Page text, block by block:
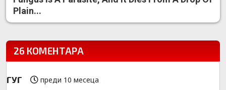
Plain...
26 КОМЕНТАРА
ГУГ преди 10 месеца